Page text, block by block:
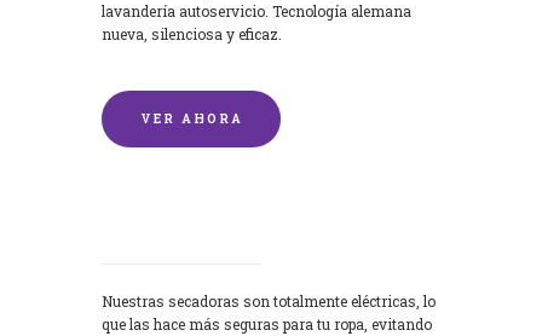
lavandería autoservicio. Tecnología alemana
nueva, silenciosa y eficaz.
VER AHORA
Nuestras secadoras son totalmente eléctricas, lo
que las hace más seguras para tu ropa, evitando